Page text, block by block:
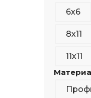
6х6
8х11
11х11